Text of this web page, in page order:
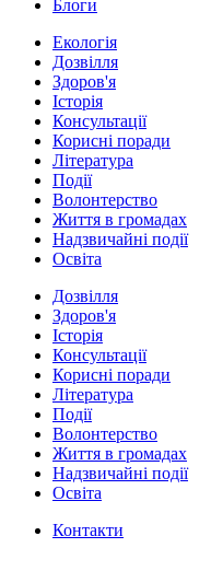
Блоги
Екологія
Дозвілля
Здоров'я
Історія
Консультації
Корисні поради
Література
Події
Волонтерство
Життя в громадах
Надзвичайні події
Освіта
Дозвілля
Здоров'я
Історія
Консультації
Корисні поради
Література
Події
Волонтерство
Життя в громадах
Надзвичайні події
Освіта
Контакти